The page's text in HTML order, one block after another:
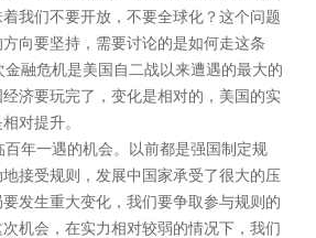
我们不要开放，不要全球化？这个问题
向要坚持，需要讨论的是如何走这条
融危机是美国自二战以来遭遇的最大的
济要玩完了，变化是相对的，美国的实
对提升。
年一遇的机会。以前都是强国制定规
接受规则，发展中国家承受了很大的压
发生重大变化，我们要争取参与规则的
机会，在实力相对较弱的情况下，我们